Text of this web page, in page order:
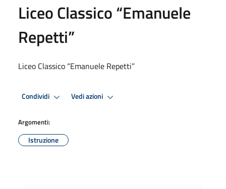
Liceo Classico “Emanuele
Repetti”
Liceo Classico “Emanuele Repetti”
Condividi Vedi azioni
Argomenti:
Istruzione